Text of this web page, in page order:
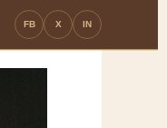
FB X IN